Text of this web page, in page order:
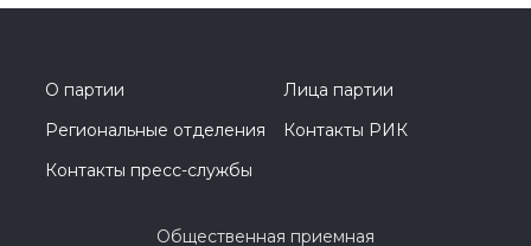
О партии
Лица партии
Региональные отделения
Контакты РИК
Контакты пресс-службы
Общественная приемная